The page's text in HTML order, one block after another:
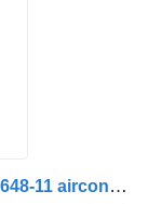
Compresor AC 21167994 / 22069728 S6648-11 airconditioner compressor voor Volvo SD5H14 vrachtwagen